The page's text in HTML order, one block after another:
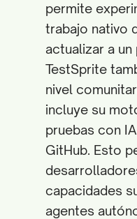
permite
trabajo nativo
actualizar a un
TestSprite
nivel
incluye su
pruebas con
GitHub. Esto
capacidades
agentes